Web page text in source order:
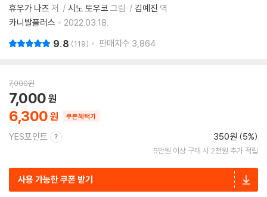
휴우가 나츠 저 시노 토우코 그림 김예진 역
카니발플러스
2022.03.18.
9.8 119 판매지수 3,864
7,000원
6,300
7,000
쿠폰혜택가
YES포인트 350원 (5%)
5만원 이상 구매 시 2천원 추가 적립
사용 가능한 쿠폰 받기